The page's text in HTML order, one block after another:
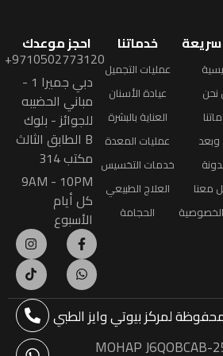
سريعة
وبعد
معنا
خدماتنا
عمليات التجميل
عيادة الأسنان
العناية بالبشرة
عمليات المعدة
خدمات التخسيس
العلاج الطبيعي
الحجامة
احجز موعدك
9710502773120+
دبي جميرا 1 -
مباني الحضيبه
للجوائز - بلوك
B الطابق الثالث
مكتب 314
9AM - 10PM
كل أيام
الأسبوع
لمركز بيوتي وايز الطبي
MOHAP J6QOBCAB-